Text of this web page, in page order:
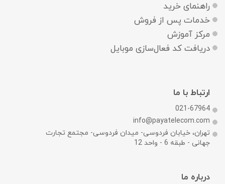
راهنمای خرید
خدمات پس از فروش
مرکز آموزش
دریافت کد فعال‌سازی موبایل
ارتباط با ما
021-67964
info@payatelecom.com
تهران، خیابان فردوسی- میدان فردوسی- مجتمع تجارت
جهانی - طبقه 6 - واحد 12
درباره ما